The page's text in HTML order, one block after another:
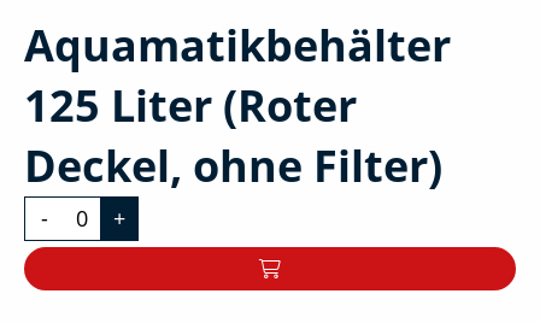
Aquamatikbehälter
125 Liter (Roter
Deckel, ohne Filter)
- +